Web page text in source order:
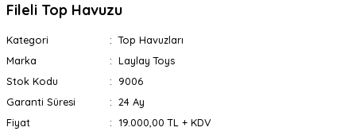
Fileli Top Havuzu
Kategori
Top Havuzları
Marka
Laylay Toys
Stok Kodu
9006
Garanti Süresi
24 Ay
Fiyat
19.000,00 TL + KDV